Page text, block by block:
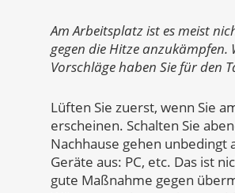
Am Arbeitsplatz ist es meist
gegen die Hitze anzukämpfen.
Vorschläge haben Sie für den
Lüften Sie zuerst, wenn Sie
erscheinen. Schalten Sie
Nachhause gehen unbedingt
Geräte aus: PC, etc. Das ist
gute Maßnahme gegen